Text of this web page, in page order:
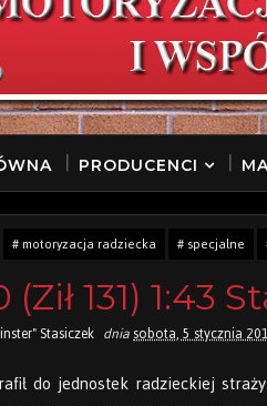
PRODUCENCI
# motoryzacja radziecka # specjalne
(Ził 131) 1:43
Stasiczek dniasobota, 5 stycznia
do jednostek radzieckiej